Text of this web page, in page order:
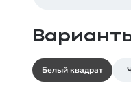
Белый квадрат